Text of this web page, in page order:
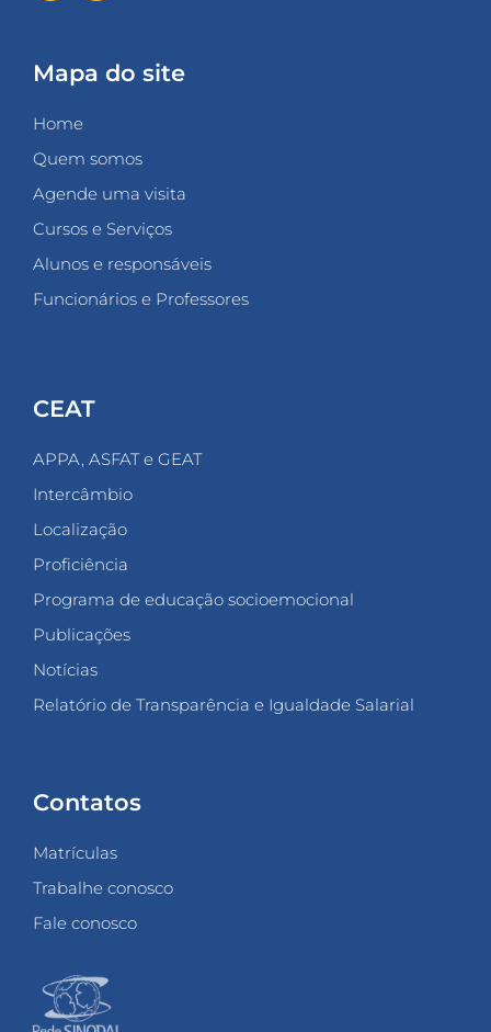
Mapa do site
Home
Quem somos
Agende uma visita
Cursos e Serviços
Alunos e responsáveis
Funcionários e Professores
CEAT
APPA, ASFAT e GEAT
Intercâmbio
Localização
Proficiência
Programa de educação socioemocional
Publicações
Notícias
Relatório de Transparência e Igualdade Salarial
Contatos
Matrículas
Trabalhe conosco
Fale conosco